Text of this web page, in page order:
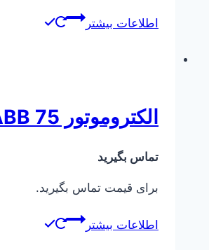
اطلاعات بیشتر
الکتروموتور ABB 75 کیلووات
تماس بگیرید
برای قیمت تماس بگیرید.
اطلاعات بیشتر